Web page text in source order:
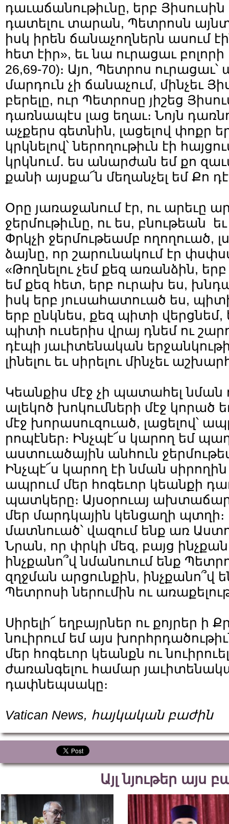
դաւաճանութիւնը, երբ Յիսուսին
դատելու տարան, Պետրոսն
իսկ իրեն ճանաչողներն ասում
հետ էիր», եւ նա ուրացաւ
26,69-70)։ Այո, Պետրոս ուրացաւ՝
մարդուն չի ճանաչում, մինչեւ
բերելը, ուր Պետրոսը յիշեց
դառնապէս լաց եղաւ։ Նոյն
աչքերս գետնին, լացելով փոքր
կրկնելով՝ ներողութիւն էի
կրկնում․ ես անարժան եմ քո
քանի այսքա՜ն մեղանչել եմ Քո
Օրը յառաջանում էր, ու արեւը
ջերմութիւնը, ու ես, բնութեան
Փրկչի ջերմութեամբ ողողուած,
ձայնը, որ շարունակում էր
«Թողնելու չեմ քեզ առանձին, երբ
եմ քեզ հետ, երբ ուրախ ես,
իսկ երբ յուսահատուած ես,
երբ ընկնես, քեզ պիտի վերցնեմ,
պիտի ուսերիս վրայ դնեմ ու
դէպի յաւիտենական
լինելու եւ սիրելու մինչեւ
Կեանքիս մէջ չի պատահել նման
ալեկոծ խոկումների մէջ կորած
մէջ խորասուզուած, լացելով՝
րոպէներ։ Ինչպէ՜ս կարող եմ
աստուածային անհուն
Ինչպէ՜ս կարող էի նման սիրողին
ապրում մեր հոգեւոր կեանքի
պատկերը։ Այսօրուայ
մեր մարդկային կենցաղի
մատնուած՝ վազում ենք առ
Նրան, որ փրկի մեզ, բայց
ինչքանո՞վ նմանուում ենք
զղջման արցունքին, ինչքանո՞վ
Պետրոսի ներումին ու
Սիրելի՜ եղբայրներ ու քոյրեր ի
նուիրում եմ այս
մեր հոգեւոր կեանքն ու
ժառանգելու համար
դափնեպսակը։
Vatican News, հայկական բաժին
Այլ նյութեր այս